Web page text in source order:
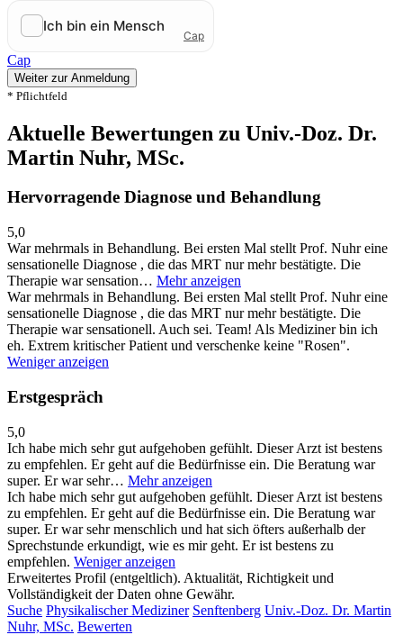
Cap
Weiter zur Anmeldung
* Pflichtfeld
Aktuelle Bewertungen zu Univ.-Doz. Dr.
Martin Nuhr, MSc.
Hervorragende Diagnose und Behandlung
5,0
War mehrmals in Behandlung. Bei ersten Mal stellt Prof. Nuhr eine
sensationelle Diagnose , die das MRT nur mehr bestätigte. Die
Therapie war sensation… Mehr anzeigen
War mehrmals in Behandlung. Bei ersten Mal stellt Prof. Nuhr eine
sensationelle Diagnose , die das MRT nur mehr bestätigte. Die
Therapie war sensationell. Auch sei. Team! Als Mediziner bin ich
eh. Extrem kritischer Patient und verschenke keine "Rosen".
Weniger anzeigen
Erstgespräch
5,0
Ich habe mich sehr gut aufgehoben gefühlt. Dieser Arzt ist bestens
zu empfehlen. Er geht auf die Bedürfnisse ein. Die Beratung war
super. Er war sehr… Mehr anzeigen
Ich habe mich sehr gut aufgehoben gefühlt. Dieser Arzt ist bestens
zu empfehlen. Er geht auf die Bedürfnisse ein. Die Beratung war
super. Er war sehr menschlich und hat sich öfters außerhalb der
Sprechstunde erkundigt, wie es mir geht. Er ist bestens zu
empfehlen. Weniger anzeigen
Erweitertes Profil (entgeltlich). Aktualität, Richtigkeit und
Vollständigkeit der Daten ohne Gewähr.
Suche Physikalischer Mediziner Senftenberg Univ.-Doz. Dr. Martin
Nuhr, MSc. Bewerten